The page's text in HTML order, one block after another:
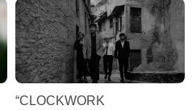
“CLOCKWORK